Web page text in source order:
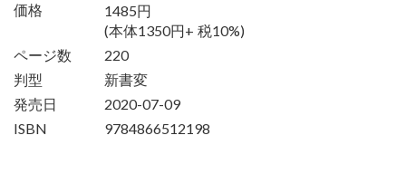
価格
1485円
(本体1350円+ 税10%)
ページ数
220
判型
新書変
発売日
2020-07-09
ISBN
9784866512198